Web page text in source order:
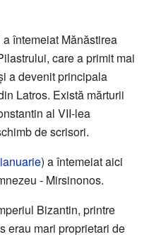
întemeiat Mănăstirea
care a primit mai
a devenit principala
Latros. Există mărturii
al VII-lea
de scrisori.
) a întemeiat aici
- Mirsinonos.
Bizantin, printre
erau mari proprietari de